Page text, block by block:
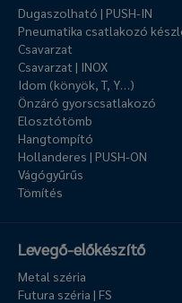
Dugaszolható | PUSH-IN
Pneumatika csatlakozó
Csavarzat
Csavarzat | INOX
Idom (könyök, T, Y…)
Önzáró gyorscsatlakozó
Elosztótömb
Hangtompító
Hollanderes | PUSH-ON
Vágógyűrűs
Tömítés
Levegő-előkészítő
Metal széria
Futura széria | FS